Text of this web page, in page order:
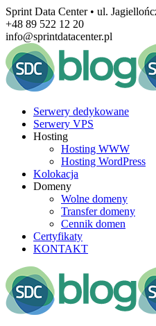
Sprint Data Center • ul.
+48 89 522 12 20
info@sprintdatacenter.pl
Serwery dedykowane
Serwery VPS
Hosting
Hosting WWW
Hosting WordPress
Kolokacja
Domeny
Wolne domeny
Transfer domeny
Cennik domen
Certyfikaty
KONTAKT